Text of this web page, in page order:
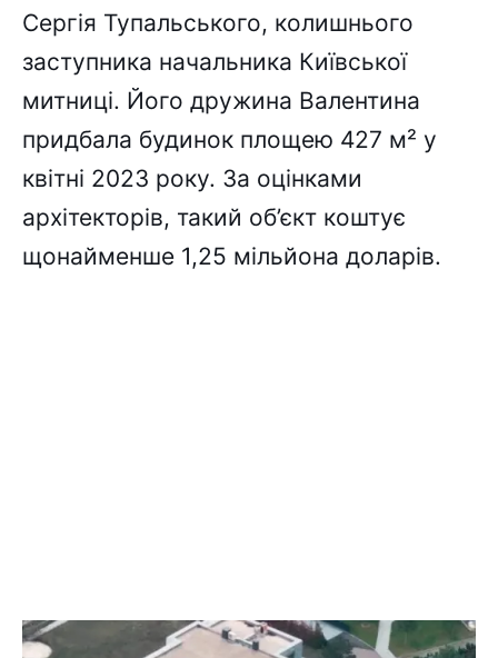
Сергія Тупальського, колишнього
заступника начальника Київської
митниці. Його дружина Валентина
придбала будинок площею 427 м² у
квітні 2023 року. За оцінками
архітекторів, такий об’єкт коштує
щонайменше 1,25 мільйона доларів.